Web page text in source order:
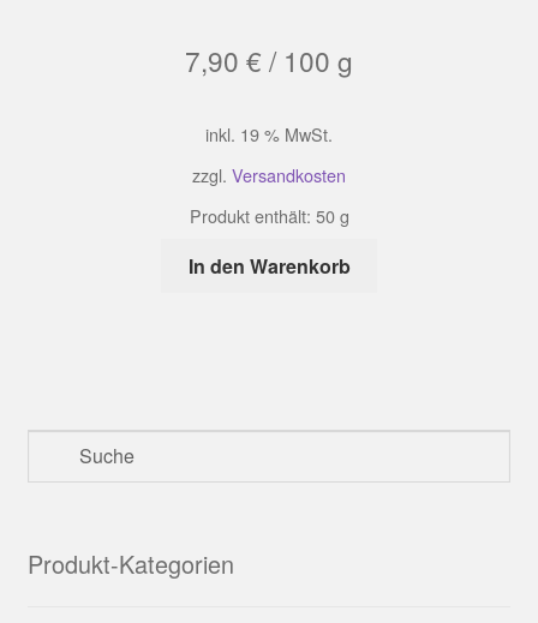
7,90 € / 100 g
inkl. 19 % MwSt.
zzgl. Versandkosten
Produkt enthält: 50g
In den Warenkorb
Produkt-Kategorien